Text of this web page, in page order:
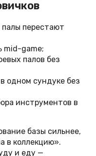
палы перестают
mid-game;
палов без
одном сундуке без
инструментов в
базы сильнее,
в коллекцию».
и еду —